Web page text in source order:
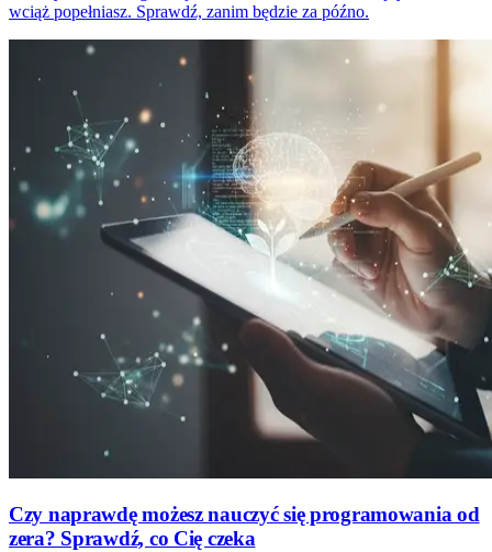
wciąż popełniasz. Sprawdź, zanim będzie za późno.
Czy naprawdę możesz nauczyć się programowania od
zera? Sprawdź, co Cię czeka